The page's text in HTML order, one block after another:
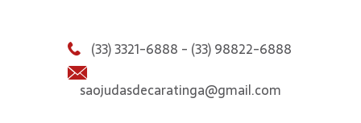
(33) 3321-6888 - (33) 98822-6888
saojudasdecaratinga@gmail.com